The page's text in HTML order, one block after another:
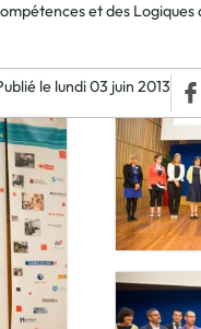
et des Logiques
le lundi 03 juin 2013